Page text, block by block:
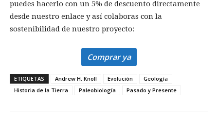
puedes hacerlo con un 5% de descuento directamente
desde nuestro enlace y así colaboras con la
sostenibilidad de nuestro proyecto:
Comprar ya
ETIQUETAS Andrew H. Knoll Evolución
Geología
Historia de la Tierra
Paleobiología Pasado y Presente